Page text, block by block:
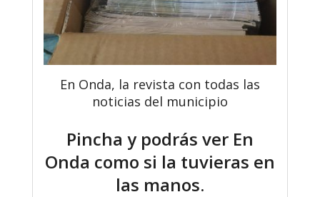
En Onda, la revista con todas las
noticias del municipio
Pincha y podrás ver En
Onda como si la tuvieras en
las manos.